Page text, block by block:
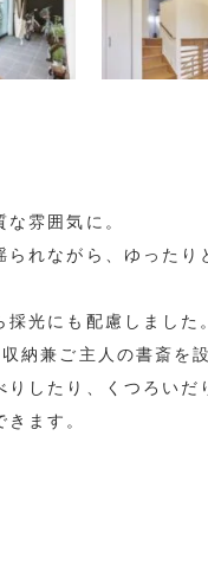
雰囲気に。
れながら、ゆった
光にも配慮しました。
納兼ご主人の書斎を
したり、くつろいだ
ます。